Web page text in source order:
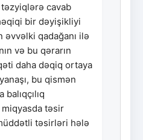
cavab
bir dəyişikliyi
qadağanı ilə
və bu qərarın
daha dəqiq ortaya
bu qismən
miqyasda təsir
təsirləri hələ